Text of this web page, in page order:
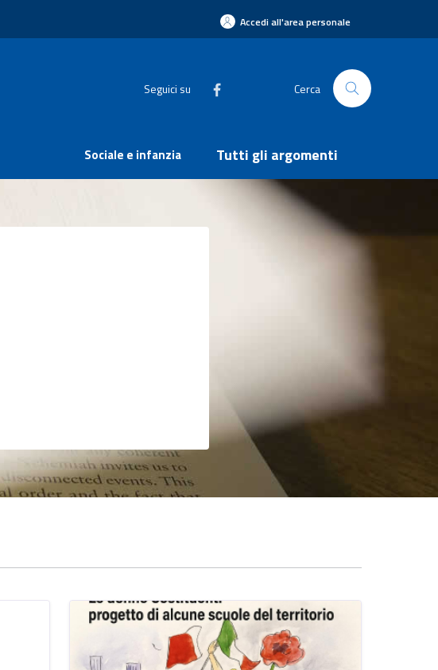
Accedi all'area personale
Seguici su Cerca
Sociale e infanzia Tutti gli argomenti